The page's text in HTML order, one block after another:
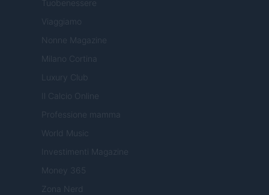
Tuobenessere
Viaggiamo
Nonne Magazine
Milano Cortina
Luxury Club
Il Calcio Online
Professione mamma
World Music
Investimenti Magazine
Money 365
Zona Nerd